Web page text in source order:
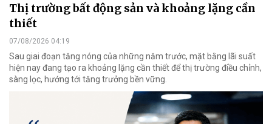
Thị trường bất động sản và khoảng lặng cần
thiết
07/08/2026 04:19
Sau giai đoạn tăng nóng của những năm trước, mặt bằng lãi suất
hiện nay đang tạo ra khoảng lặng cần thiết để thị trường điều chỉnh,
sàng lọc, hướng tới tăng trưởng bền vững.